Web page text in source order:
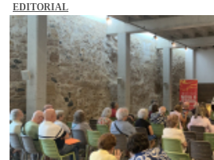
EDITORIAL